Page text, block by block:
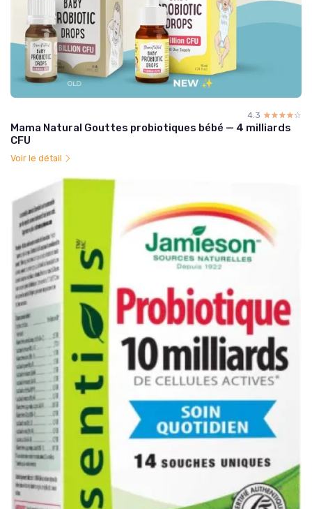
4.3 ☆☆☆☆☆
★★★★★
Mama Natural Gouttes probiotiques bébé — 4 milliards
CFU
Voir le détail